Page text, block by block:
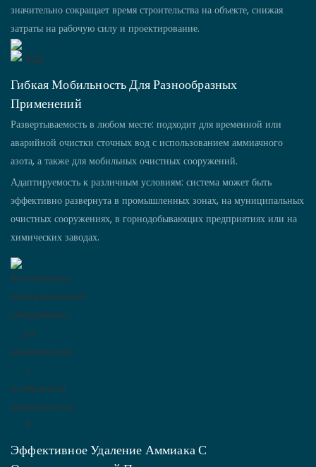
значительно сокращает время строительства на объекте, снижая
затраты на рабочую силу и проектирование.
Гибкая Мобильность Для Разнообразных
Применений
Развертываемость в любом месте: подходит для временной или
аварийной очистки сточных вод с использованием аммиачного
азота, а также для мобильных очистных сооружений.
Адаптируемость к различным условиям: система может быть
эффективно развернута в промышленных зонах, на муниципальных
очистных сооружениях, в горнодобывающих предприятиях или на
химических заводах.
Эффективное Удаление Аммиака С